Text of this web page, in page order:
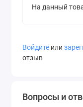
На данный
Войдите или
отзыв
Вопросы и